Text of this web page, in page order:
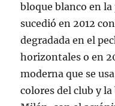
bloque blanco en
sucedió en 2012
degradada en el
horizontales o en
moderna que se
colores del club y